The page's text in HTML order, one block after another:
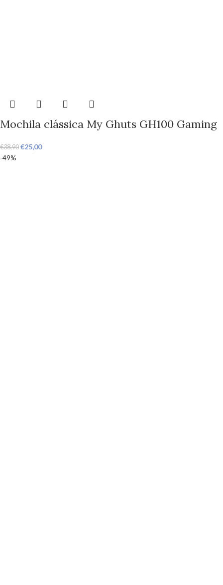
Mochila clássica My Ghuts GH100 Gaming
€38,90 €25,00
-49%